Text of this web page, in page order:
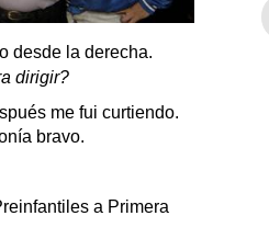
desde la derecha.
dirigir?
me fui curtiendo.
bravo.
a Primera